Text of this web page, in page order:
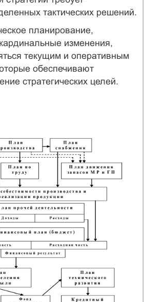
тактических решений.
планирование,
изменения,
текущим и оперативным
обеспечивают
стратегических целей.